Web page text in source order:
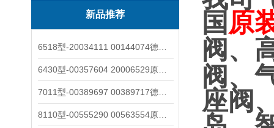
新品推荐
国 原
阀、
阀、
座阀